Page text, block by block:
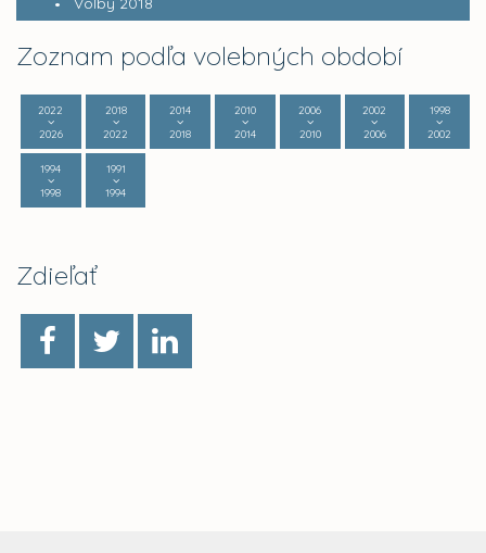
Zoznam podľa volebných období
2022
2026
2018
2022
2014
2018
2010
2014
2006
2010
2002
2006
1998
2002
1994
1998
1991
1994
Zdieľať